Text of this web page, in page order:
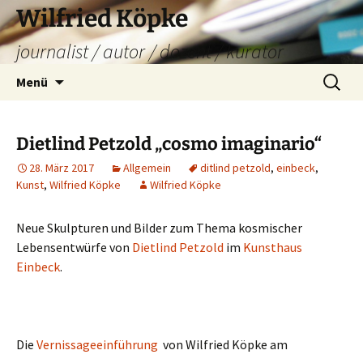
Zum
Inhalt
springen
Wilfried Köpke
journalist / autor / dozent / kurator
Menü
Suchen
nach:
Dietlind Petzold „cosmo imaginario“
28. März 2017 Allgemein ditlind petzold, einbeck,
Kunst, Wilfried Köpke Wilfried Köpke
Neue Skulpturen und Bilder zum Thema kosmischer
Lebensentwürfe von Dietlind Petzold im Kunsthaus
Einbeck.
Die Vernissageeinführung von Wilfried Köpke am